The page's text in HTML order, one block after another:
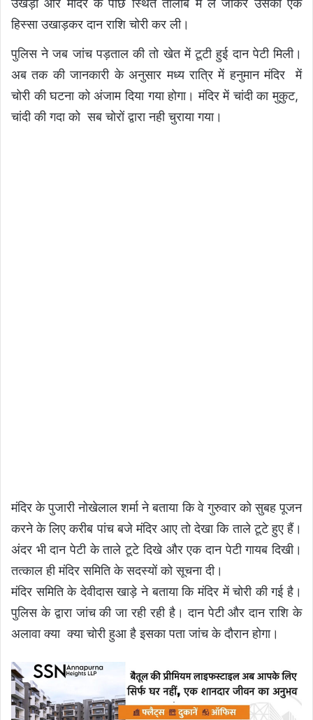
हिस्सा उखाड़कर दान राशि चोरी कर ली।
पुलिस ने जब जांच पड़ताल की तो खेत में टूटी हुई दान पेटी मिली।
अब तक की जानकारी के अनुसार मध्य रात्रि में हनुमान मंदिर में
चोरी की घटना को अंजाम दिया गया होगा। मंदिर में चांदी का मुकुट,
चांदी की गदा को सब चोरों द्वारा नही चुराया गया।
मंदिर के पुजारी नोखेलाल शर्मा ने बताया कि वे गुरुवार को सुबह पूजन
करने के लिए करीब पांच बजे मंदिर आए तो देखा कि ताले टूटे हुए हैं।
अंदर भी दान पेटी के ताले टूटे दिखे और एक दान पेटी गायब दिखी।
तत्काल ही मंदिर समिति के सदस्यों को सूचना दी।
मंदिर समिति के देवीदास खाड़े ने बताया कि मंदिर में चोरी की गई है।
पुलिस के द्वारा जांच की जा रही रही है। दान पेटी और दान राशि के
अलावा क्या क्या चोरी हुआ है इसका पता जांच के दौरान होगा।